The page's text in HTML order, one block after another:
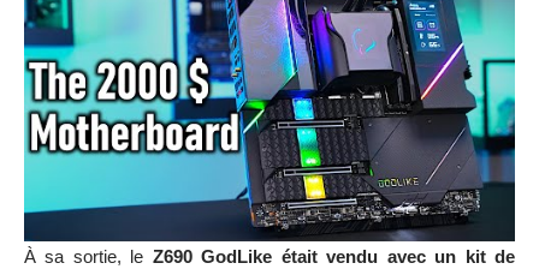
À sa sortie, le Z690 GodLike était vendu avec un kit de